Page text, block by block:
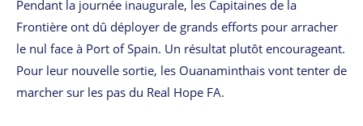
Pendant la journée inaugurale, les Capitaines de la
Frontière ont dû déployer de grands efforts pour arracher
le nul face à Port of Spain. Un résultat plutôt encourageant.
Pour leur nouvelle sortie, les Ouanaminthais vont tenter de
marcher sur les pas du Real Hope FA.